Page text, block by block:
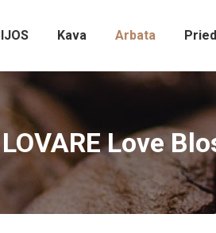
Kava Arbata
LOVARE Love